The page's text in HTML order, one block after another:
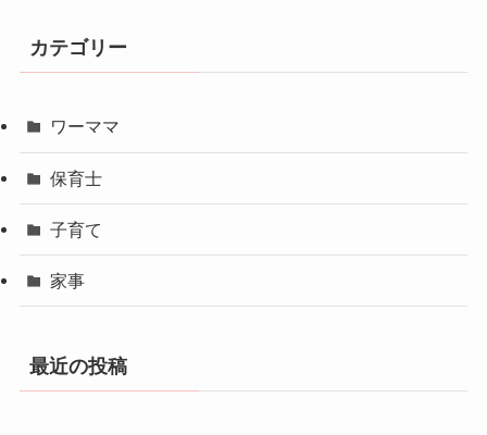
カテゴリー
ワーママ
保育士
子育て
家事
最近の投稿